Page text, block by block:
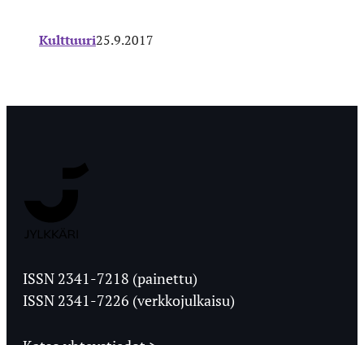
Kulttuuri25.9.2017
Ylioppilaslehti
ISSN 2341-7218 (painettu)
ISSN 2341-7226 (verkkojulkaisu)